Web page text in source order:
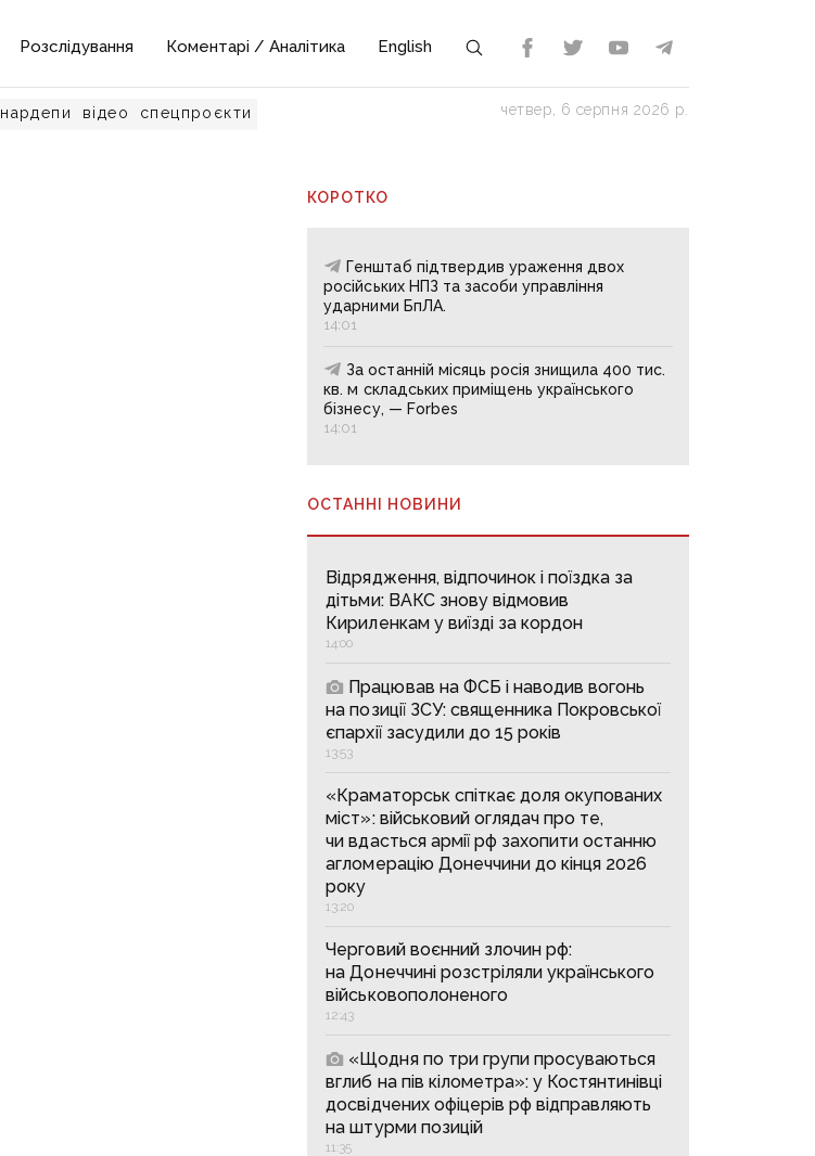
Розслідування Коментарі / Аналітика English
нардепи відео спецпроєкти четвер, 6 серпня 2026 р.
КОРОТКО
Генштаб підтвердив ураження двох
російських НПЗ та засоби управління
ударними БпЛА.
14:01
За останній місяць росія знищила 400 тис.
кв. м складських приміщень українського
бізнесу, — Forbes
14:01
ОСТАННІ НОВИНИ
Відрядження, відпочинок і поїздка за
дітьми: ВАКС знову відмовив
Кириленкам у виїзді за кордон
14:00
Працював на ФСБ і наводив вогонь
на позиції ЗСУ: священника Покровської
єпархії засудили до 15 років
13:53
«Краматорськ спіткає доля окупованих
міст»: військовий оглядач про те,
чи вдасться армії рф захопити останню
агломерацію Донеччини до кінця 2026
року
13:20
Черговий воєнний злочин рф:
на Донеччині розстріляли українського
військовополоненого
12:43
«Щодня по три групи просуваються
вглиб на пів кілометра»: у Костянтинівці
досвідчених офіцерів рф відправляють
на штурми позицій
11:35